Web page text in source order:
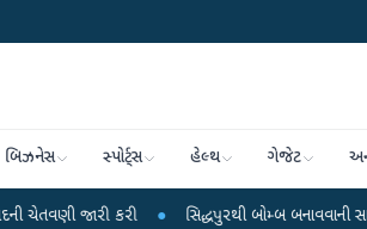
બિઝનેસ સ્પોર્ટ્સ હેલ્થ ગેજેટ
કરી ● સિદ્ધપુરથી બોમ્બ બનાવવાની સામગ્રી સાથે